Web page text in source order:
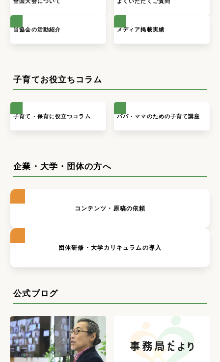
当協会の活動紹介 メディア掲載実績
子育てお役立ちコラム
子育て・保育に役立つコラム パパ・ママのための子育て講座
企業・大学・団体の方へ
コンテンツ・原稿の依頼
団体研修・大学カリキュラムの導入
公式ブログ